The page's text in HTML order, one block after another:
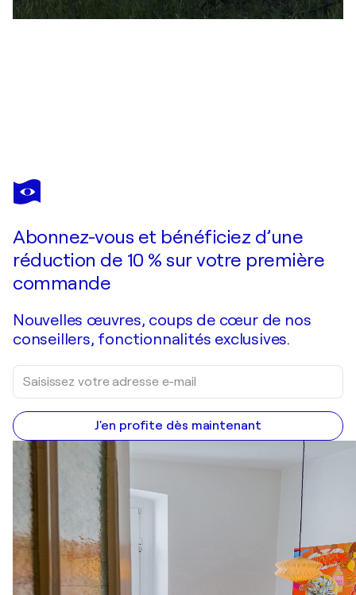
DIANA MALIVANI
Souvenirs de l'été
Abonnez-vous et bénéficiez d’une
réduction de 10 % sur votre première
commande
Nouvelles œuvres, coups de cœur de nos
conseillers, fonctionnalités exclusives.
J'en profite dès maintenant